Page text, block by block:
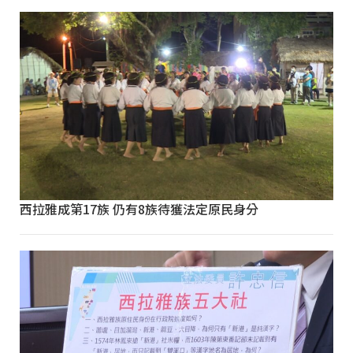
西拉雅成第17族 仍有8族待獲法定原民身分